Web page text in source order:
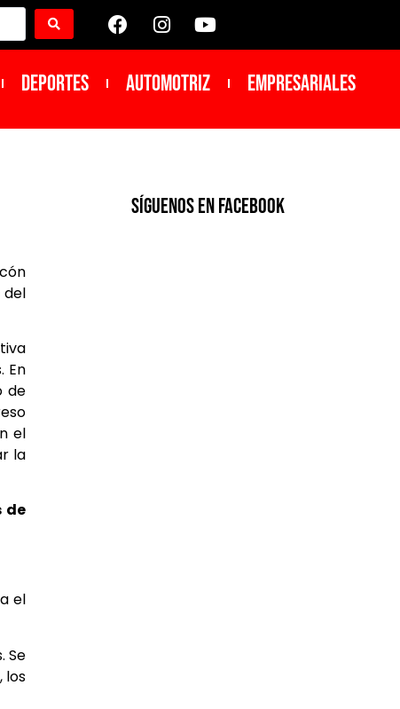
DEPORTES Automotriz Empresariales
del
En
de
el
la
de
el
Se
los
SíGUENOS EN FACEBOOK